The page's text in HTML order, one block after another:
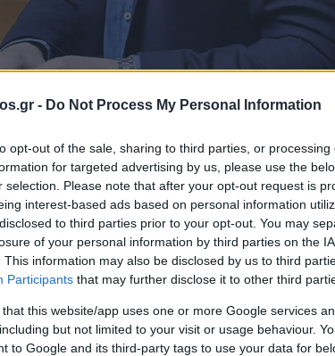
- Do Not Process My Personal Information
opt-out of the sale, sharing to third parties, or
for targeted advertising by us, please use the
selection. Please note that after your opt-out request is
interest-based ads based on personal information
to third parties prior to your opt-out. You may
of your personal information by third parties on the
This information may also be disclosed by us to third
Participants that may further disclose it to other third
that this website/app uses one or more Google services
but not limited to your visit or usage behaviour.
to Google and its third-party tags to use your data for
Ο
το Νίκο
τον Κώστα